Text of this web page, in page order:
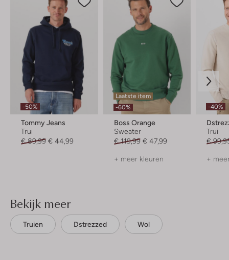
-50%
Tommy Jeans
Trui
€ 89,99 € 44,99
Laatste item
-60%
Boss Orange
Sweater
€ 119,99 € 47,99
+ meer kleuren
-40%
Trui
€
+
Bekijk meer
Truien Dstrezzed Wol